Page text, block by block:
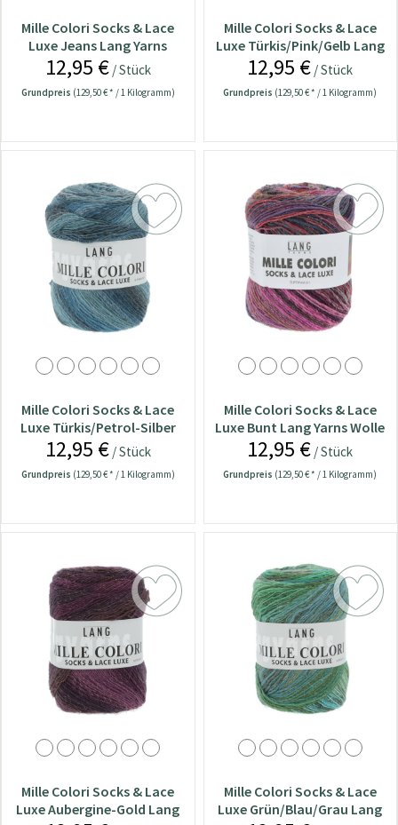
Mille Colori Socks & Lace
Luxe Jeans Lang Yarns
Wolle
12,95 €/ Stück
Grundpreis (129,50 € * / 1 Kilogramm)
Mille Colori Socks & Lace
Luxe Türkis/Pink/Gelb Lang
Yarns Wolle
12,95 € / Stück
Grundpreis (129,50 € * / 1 Kilogramm)
Mille Colori Socks & Lace
Luxe Türkis/Petrol-Silber
Lang Yarns Wolle
12,95 €/ Stück
Grundpreis (129,50 € * / 1 Kilogramm)
Mille Colori Socks & Lace
Luxe Bunt Lang Yarns Wolle
12,95 € / Stück
Grundpreis (129,50 € * / 1 Kilogramm)
Mille Colori Socks & Lace
Luxe Aubergine-Gold Lang
Mille Colori Socks & Lace
Luxe Grün/Blau/Grau Lang